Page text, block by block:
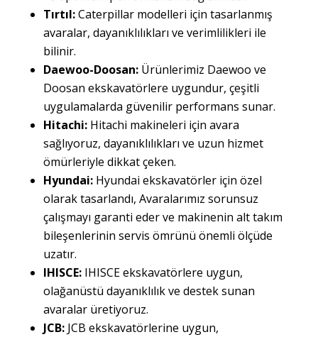
Tırtıl:Caterpillar modelleri için tasarlanmış
avaralar, dayanıklılıkları ve verimlilikleri ile
bilinir.
Daewoo-Doosan: Ürünlerimiz Daewoo ve
Doosan ekskavatörlere uygundur, çeşitli
uygulamalarda güvenilir performans sunar.
Hitachi: Hitachi makineleri için avara
sağlıyoruz, dayanıklılıkları ve uzun hizmet
ömürleriyle dikkat çeken.
Hyundai: Hyundai ekskavatörler için özel
olarak tasarlandı, Avaralarımız sorunsuz
çalışmayı garanti eder ve makinenin alt takım
bileşenlerinin servis ömrünü önemli ölçüde
uzatır.
IHISCE: IHISCE ekskavatörlere uygun,
olağanüstü dayanıklılık ve destek sunan
avaralar üretiyoruz.
JCB: JCB ekskavatörlerine uygun,